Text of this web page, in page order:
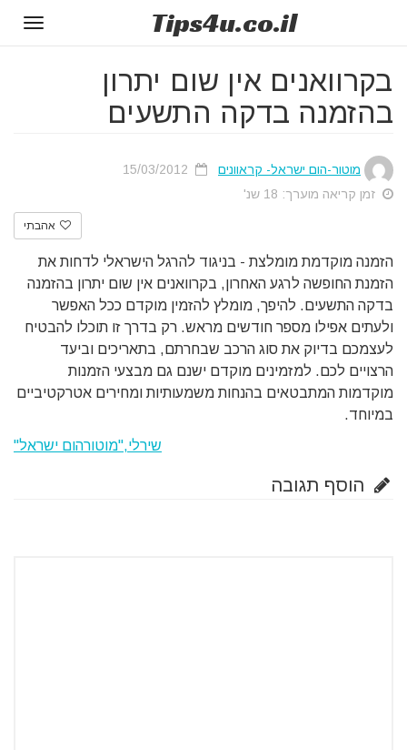
Tips4u.co.il
בקרוואנים אין שום יתרון
בהזמנה בדקה התשעים
מוטור-הום ישראל- קראוונים
זמן קריאה מוערך: 18 שנ'
אהבתי
הזמנה מוקדמת מומלצת - בניגוד להרגל הישראלי לדחות את
הזמנת החופשה לרגע האחרון, בקרוואנים אין שום יתרון בהזמנה
בדקה התשעים. להיפך, מומלץ להזמין מוקדם ככל האפשר
ולעתים אפילו מספר חודשים מראש. רק בדרך זו תוכלו להבטיח
לעצמכם בדיוק את סוג הרכב שבחרתם, בתאריכים וביעד
הרצויים לכם. למזמינים מוקדם ישנם גם מבצעי הזמנות
מוקדמות המתבטאים בהנחות משמעותיות ומחירים אטרקטיביים
במיוחד.
שירלי,"מוטורהום ישראל"
הוסף תגובה